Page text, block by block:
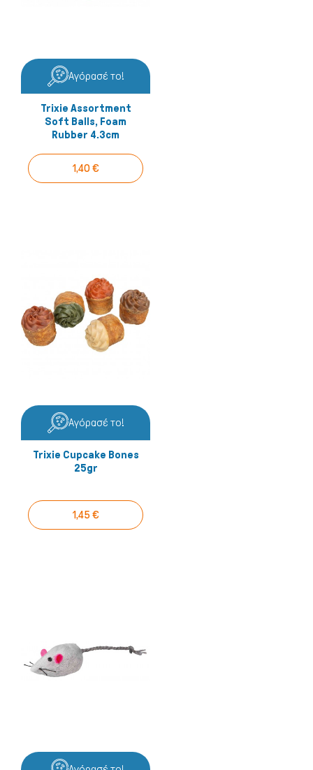
Αγόρασέ το!
Trixie Assortment
Soft Balls, Foam
Rubber 4.3cm
1,40 €
Αγόρασέ το!
Trixie Cupcake Bones
25gr
1,45 €